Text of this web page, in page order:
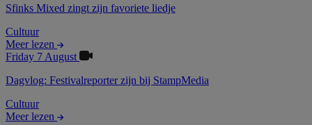
Sfinks Mixed zingt zijn favoriete liedje
Cultuur
Meer lezen
Friday 7 August
Dagvlog: Festivalreporter zijn bij StampMedia
Cultuur
Meer lezen